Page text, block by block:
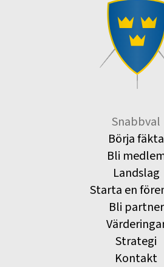
Snabbval
Börja fäkta
Bli
Landslag
Starta en
Bli partner
Strategi
Kontakt